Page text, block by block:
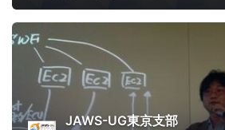
JAWS-UG東京支部